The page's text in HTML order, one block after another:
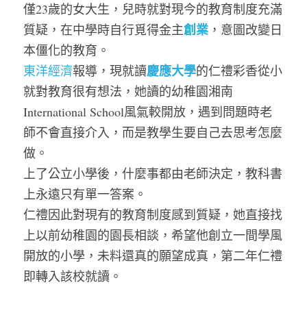
僅23歲的女大生，兒時就對現今的教育制度充滿
質疑，在中學時自行覓得金主創業 ，意圖改變日
本僵化的教育。
東洋經濟報導，現就讀慶應大學的仁禮彩香從小
就對教育很有想法，她讀的幼稚園湘南
International School風氣較開放，遇到問題時老
師不會直接介入，而是教學生要自己去思考怎麼
做。
上了公立小學後，什麼事都由老師決定，教科書
上永遠只有單一答案。
仁禮因此對現有的教育制度感到質疑，她直接找
上以前幼稚園的園長相談，希望他創立一間學風
開放的小學，未料還真的願望成真，第二年仁禮
即轉入該校就讀。